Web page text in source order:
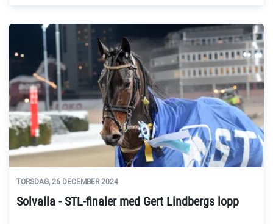
TORSDAG, 26 DECEMBER 2024
Solvalla - STL-finaler med Gert Lindbergs lopp